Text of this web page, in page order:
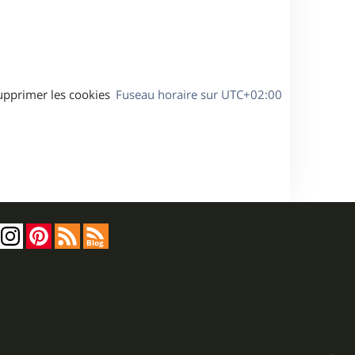
Fuseau horaire sur UTC+02:00
les cookies